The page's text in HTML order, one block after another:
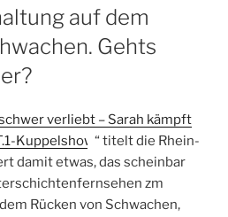
auf dem
Gehts
verliebt – Sarah kämpft
Kuppelshow “ titelt die Rhein-
damit etwas, das scheinbar
zm
Rücken von Schwachen,